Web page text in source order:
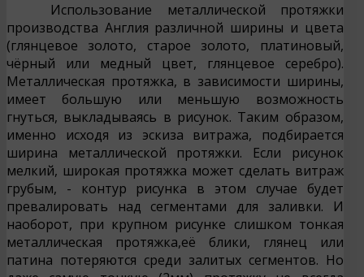
Использование металлической протяжки
производства Англия различной ширины и цвета
(глянцевое золото, старое золото, платиновый,
чёрный или медный цвет, глянцевое серебро).
Металлическая протяжка, в зависимости ширины,
имеет большую или меньшую возможность
гнуться, выкладываясь в рисунок. Таким образом,
именно исходя из эскиза витража, подбирается
ширина металлической протяжки. Если рисунок
мелкий, широкая протяжка может сделать витраж
грубым, - контур рисунка в этом случае будет
превалировать над сегментами для заливки. И
наоборот, при крупном рисунке слишком тонкая
металлическая протяжка,её блики, глянец или
патина потеряются среди залитых сегментов. Но